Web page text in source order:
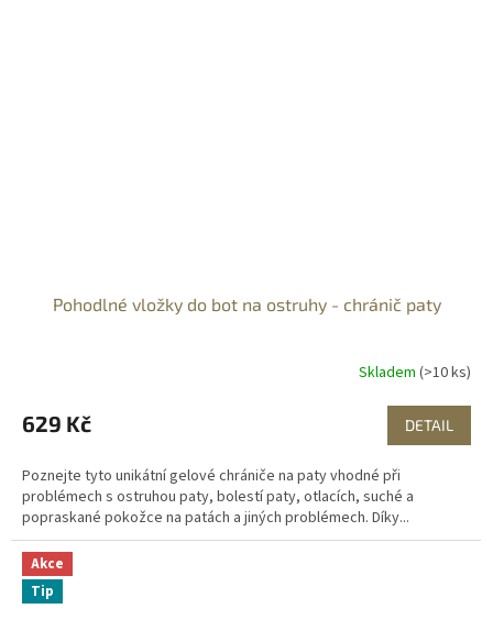
Pohodlné vložky do bot na ostruhy - chránič paty
Skladem (>10 ks)
629 Kč DETAIL
Poznejte tyto unikátní gelové chrániče na paty vhodné při
problémech s ostruhou paty, bolestí paty, otlacích, suché a
popraskané pokožce na patách a jiných problémech. Díky...
Akce
Tip